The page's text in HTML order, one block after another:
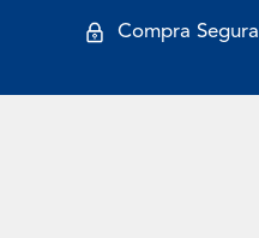
Compra Segura